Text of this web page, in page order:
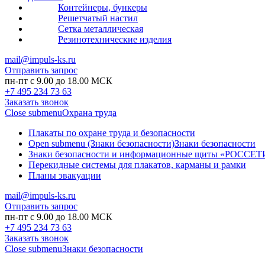
Контейнеры, бункеры
Решетчатый настил
Сетка металлическая
Резинотехнические изделия
mail@impuls-ks.ru
Отправить запрос
пн-пт с 9.00 до 18.00 МСК
+7 495 234 73 63
Заказать звонок
Close submenuОхрана труда
Плакаты по охране труда и безопасности
Open submenu (Знаки безопасности)Знаки безопасности
Знаки безопасности и информационные щиты
Перекидные системы для плакатов, карманы и рамки
Планы эвакуации
mail@impuls-ks.ru
Отправить запрос
пн-пт с 9.00 до 18.00 МСК
+7 495 234 73 63
Заказать звонок
Close submenuЗнаки безопасности